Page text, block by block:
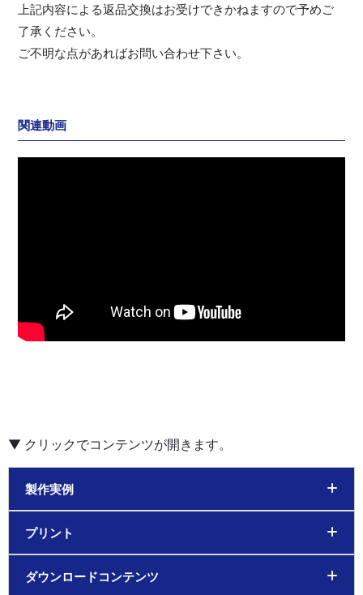
上記内容による返品交換はお受けできかねますので予めご
了承ください。
ご不明な点があればお問い合わせ下さい。
関連動画
製作実例
プリント
ダウンロードコンテンツ